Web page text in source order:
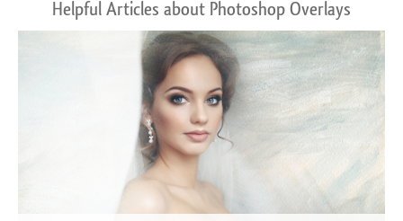
Helpful Articles about Photoshop Overlays